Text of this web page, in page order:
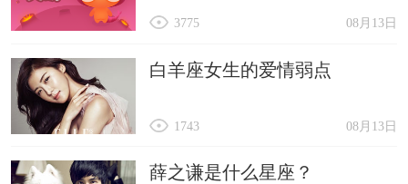
08月13日
3775
白羊座女生的爱情弱点
08月13日
1743
薛之谦是什么星座？